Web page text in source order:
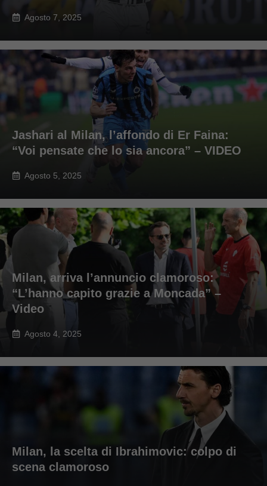
Agosto 7, 2025
Jashari al Milan, l’affondo di Er Faina:
“Voi pensate che lo sia ancora” – VIDEO
Agosto 5, 2025
Milan, arriva l’annuncio clamoroso:
“L’hanno capito grazie a Moncada” –
Video
Agosto 4, 2025
Milan, la scelta di Ibrahimovic: colpo di
scena clamoroso